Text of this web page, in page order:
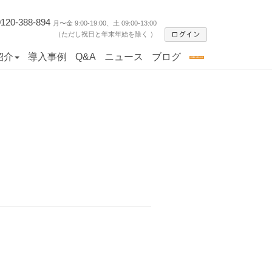
388-894 月〜金 9:00-19:00、土 09:00-13:00
（ただし祝日と年末年始を除く ）
介 導入事例 Q&A ニュース ブログ